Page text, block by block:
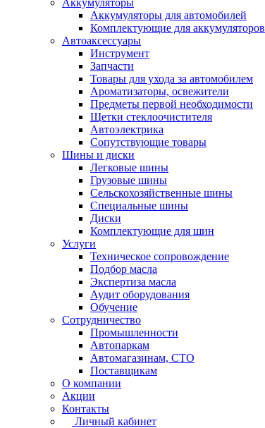
Аккумуляторы
Аккумуляторы для автомобилей
Комплектующие для аккумуляторов
Автоаксессуары
Инструмент
Запчасти
Товары для ухода за автомобилем
Ароматизаторы, освежители
Предметы первой необходимости
Щетки стеклоочистителя
Автоэлектрика
Сопутствующие товары
Шины и диски
Легковые шины
Грузовые шины
Сельскохозяйственные шины
Специальные шины
Диски
Комплектующие для шин
Услуги
Техническое сопровождение
Подбор масла
Экспертиза масла
Аудит оборудования
Обучение
Сотрудничество
Промышленности
Автопаркам
Автомагазинам, СТО
Поставщикам
О компании
Акции
Контакты
Личный кабинет